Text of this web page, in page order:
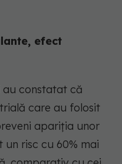
efect
au constatat că
care au folosit
apariția unor
un risc cu 60% mai